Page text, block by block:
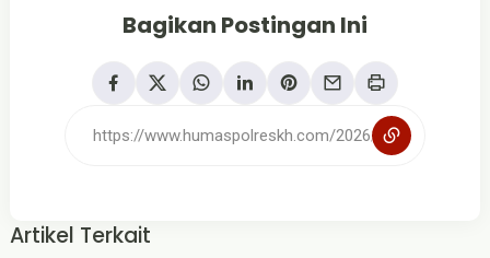
Bagikan Postingan Ini
Artikel Terkait